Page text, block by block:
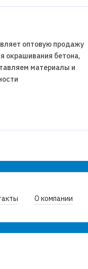
оптовую продажу
окрашивания бетона,
материалы и
О компании